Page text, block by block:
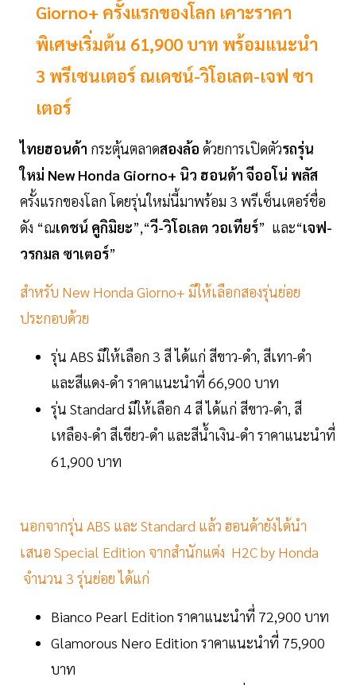
Giorno+ ครั้งแรกของโลก เคาะราคา
พิเศษเริ่มต้น 61,900 บาท พร้อมแนะนำ
3 พรีเซนเตอร์ ณเดชน์-วิโอเลต-เจฟ ซา
เตอร์
ไทยฮอนด้า กระตุ้นตลาดสองล้อ ด้วยการเปิดตัวรถรุ่น
ใหม่ New Honda Giorno+ นิว ฮอนด้า จีออโน่ พลัส
ครั้งแรกของโลก โดยรุ่นใหม่นี้มาพร้อม 3 พรีเซ็นเตอร์ชื่อ
ดัง “ณเดชน์ คูกิมิยะ”,“วี-วิโอเลต วอเทียร์” และ“เจฟ-
วรกมล ซาเตอร์”
สำหรับ New Honda Giorno+ มีให้เลือกสองรุ่นย่อย
ประกอบด้วย
รุ่น ABS มีให้เลือก 3 สี ได้แก่ สีขาว-ดำ, สีเทา-ดำ
และสีแดง-ดำ ราคาแนะนำที่ 66,900 บาท
รุ่น Standard มีให้เลือก 4 สี ได้แก่ สีขาว-ดำ, สี
เหลือง-ดำ สีเขียว-ดำ และสีน้ำเงิน-ดำ ราคาแนะนำที่
61,900 บาท
นอกจากรุ่น ABS และ Standard แล้ว ฮอนด้ายังได้นำ
เสนอ Special Edition จากสำนักแต่ง H2C by Honda
จำนวน 3 รุ่นย่อย ได้แก่
Bianco Pearl Edition ราคาแนะนำที่ 72,900 บาท
Glamorous Nero Edition ราคาแนะนำที่ 75,900
บาท